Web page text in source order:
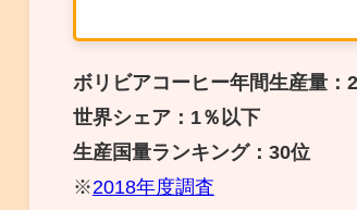
ボリビアコーヒー年間生産量：
世界シェア：1％以下
生産国量ランキング：30位
※2018年度調査